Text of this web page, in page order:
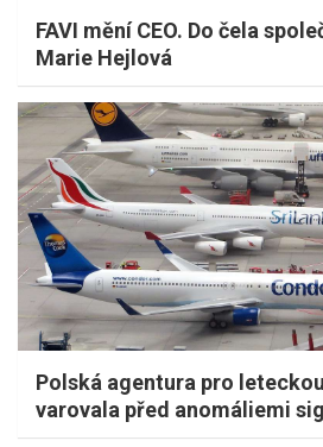
FAVI mění CEO. Do čela
Marie Hejlová
Polská agentura pro
varovala před anomáliemi